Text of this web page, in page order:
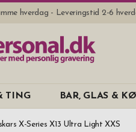
hverdag - Leveringstid 2-6
TING BAR, GLAS &
X-Series X13 Ultra Light XXS